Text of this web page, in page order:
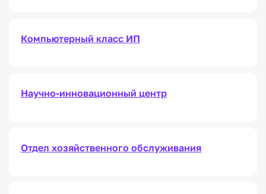
Компьютерный класс ИП
Научно-инновационный центр
Отдел хозяйственного обслуживания